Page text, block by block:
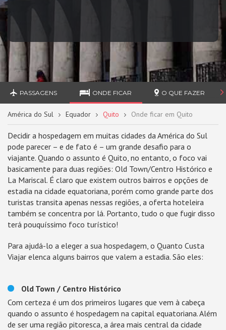
PASSAGENS ONDE FICAR O QUE FAZER
América do Sul Equador Quito Onde ficar em Quito
Decidir a hospedagem em muitas cidades da América do Sul
pode parecer – e de fato é – um grande desafio para o
viajante. Quando o assunto é Quito, no entanto, o foco vai
basicamente para duas regiões: Old Town/Centro Histórico e
La Mariscal. É claro que existem outros bairros e opções de
estadia na cidade equatoriana, porém como grande parte dos
turistas transita apenas nessas regiões, a oferta hoteleira
também se concentra por lá. Portanto, tudo o que fugir disso
terá pouquíssimo foco turístico!
Para ajudá-lo a eleger a sua hospedagem, o Quanto Custa
Viajar elenca alguns bairros que valem a estadia. São eles:
Old Town / Centro Histórico
Com certeza é um dos primeiros lugares que vem à cabeça
quando o assunto é hospedagem na capital equatoriana. Além
de ser uma região pitoresca, a área mais central da cidade